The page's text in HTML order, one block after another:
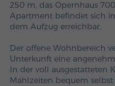
250 m, das Opernhaus
Apartment befindet sich
dem Aufzug erreichbar.
Der offene Wohnbereich
Unterkunft eine
In der voll ausgestatteten
Mahlzeiten bequem